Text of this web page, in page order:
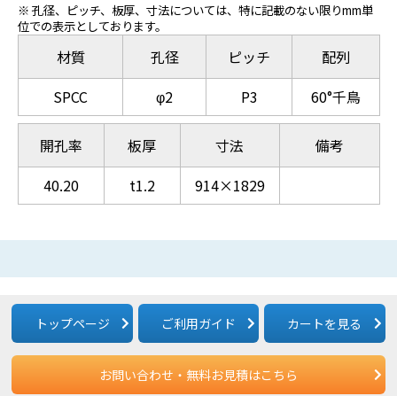
※ 孔径、ピッチ、板厚、寸法については、特に記載のない限りmm単
位での表示としております。
材質
SPCC
孔径
φ2
ピッチ
P3
配列
60°千鳥
開孔率
40.20
板厚
t1.2
寸法
914×1829
備考
トップページ ご利用ガイド カートを見る
お問い合わせ・無料お見積はこちら